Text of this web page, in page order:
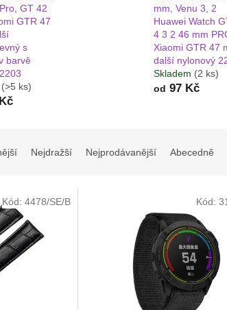
GT 42
GTR 47
s
barvě
(>5 ks)
mm, Venu 3, 2
Huawei Watch
4 3 2 46 mm
Xiaomi GTR 47
další nylonový
Skladem (2 ks)
od 97 Kč
Nejdražší Nejprodávanější Abecedně
Kód: 4478/SE/B Kód: